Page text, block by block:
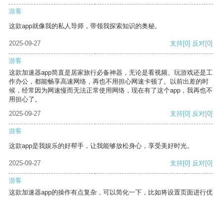
游客
这款app就像我的私人导师，带领我探索知识的奥秘。
2025-09-27 支持[0] 反对[0]
游客
这款加速器app简直是居家旅行必备神器，无论是看视频、玩游戏还是工
作办公，都能畅享高速网络，再也不用担心网速卡顿了。以前出差的时
候，经常因为网速慢而无法正常使用网络，现在有了这个app，我再也不
用担心了。
2025-09-27
支持[0] 反对[0]
游客
这款app是我娱乐的好帮手，让我能够放松身心，享受美好时光。
2025-09-27 支持[0] 反对[0]
游客
这款加速器app的操作有点复杂，可以简化一下，比如将设置页面进行优